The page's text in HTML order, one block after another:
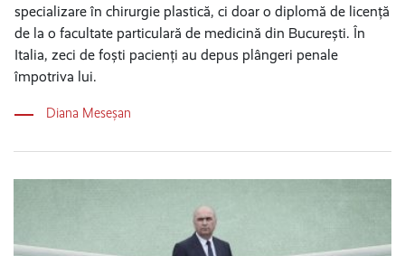
specializare în chirurgie plastică, ci doar o diplomă de licență
de la o facultate particulară de medicină din București. În
Italia, zeci de foști pacienți au depus plângeri penale
împotriva lui.
Diana Meseșan